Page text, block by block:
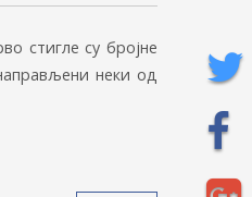
стигле су бројне
неки од